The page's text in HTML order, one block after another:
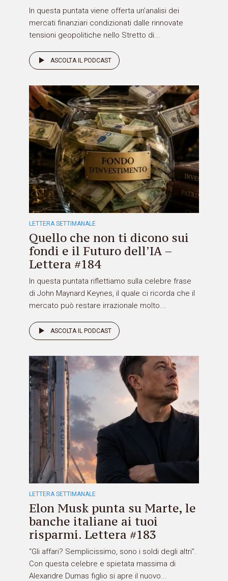
In questa puntata viene offerta un’analisi dei
mercati finanziari condizionati dalle rinnovate
tensioni geopolitiche nello Stretto di...
ASCOLTA IL PODCAST
LETTERA SETTIMANALE
Quello che non ti dicono sui
fondi e il Futuro dell’IA –
Lettera #184
In questa puntata riflettiamo sulla celebre frase
di John Maynard Keynes, il quale ci ricorda che il
mercato può restare irrazionale molto...
ASCOLTA IL PODCAST
LETTERA SETTIMANALE
Elon Musk punta su Marte, le
banche italiane ai tuoi
risparmi. Lettera #183
“Gli affari? Semplicissimo, sono i soldi degli altri”.
Con questa celebre e spietata massima di
Alexandre Dumas figlio si apre il nuovo...